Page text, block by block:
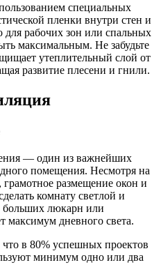
специальных
пленки внутри стен и
рабочих зон или спальных
максимальным. Не забудьте
утеплительный слой от
развитие плесени и гнили.
— один из важнейших
помещения. Несмотря на
грамотное размещение окон и
комнату светлой и
больших люкарн или
максимум дневного света.
что в 80% успешных проектов
минимум одно или два